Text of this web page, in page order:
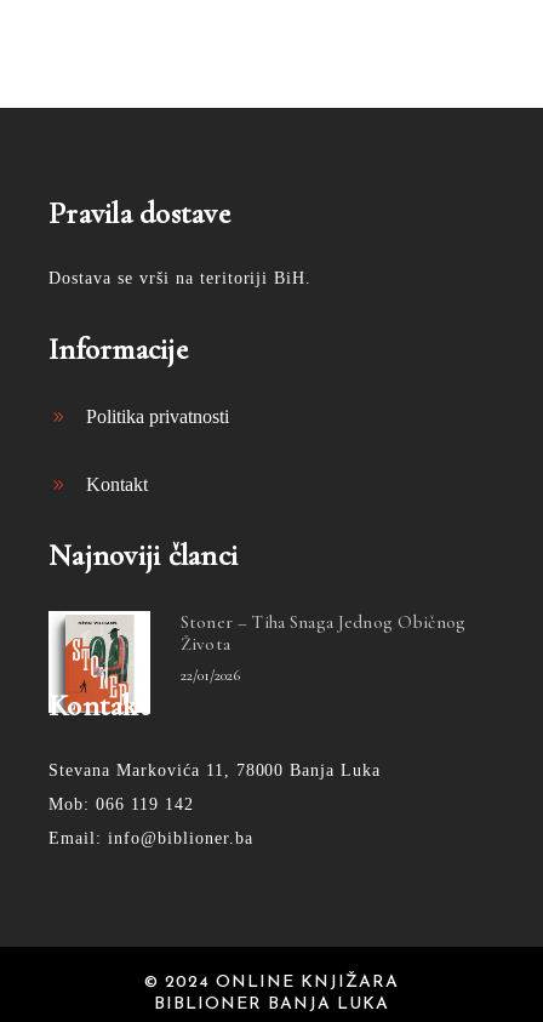
Pravila dostave
Dostava se vrši na teritoriji BiH.
Informacije
Politika privatnosti
Kontakt
Najnoviji članci
Stoner – Tiha Snaga Jednog Običnog
Života
22/01/2026
Kontakt
Stevana Markovića 11, 78000 Banja Luka
Mob: 066 119 142
Email: info@biblioner.ba
© 2024 ONLINE KNJIŽARA
BIBLIONER BANJA LUKA